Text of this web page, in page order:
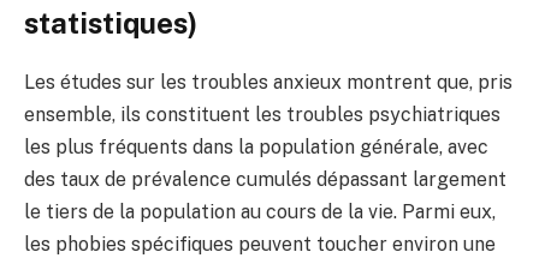
statistiques)
Les études sur les troubles anxieux montrent que, pris
ensemble, ils constituent les troubles psychiatriques
les plus fréquents dans la population générale, avec
des taux de prévalence cumulés dépassant largement
le tiers de la population au cours de la vie. Parmi eux,
les phobies spécifiques peuvent toucher environ une